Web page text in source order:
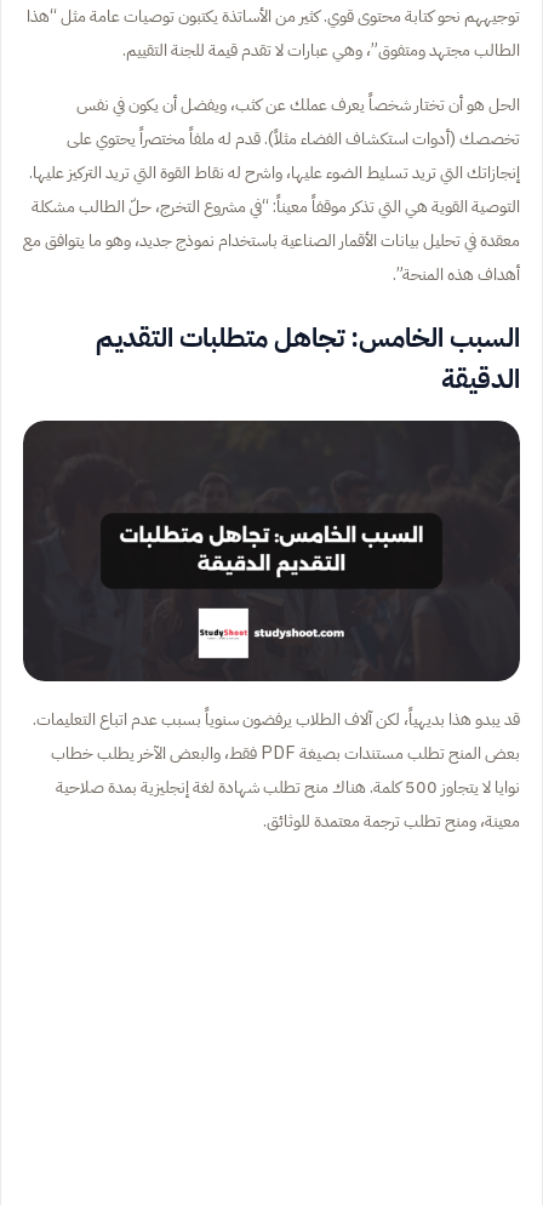
توجيههم نحو كتابة محتوى قوي. كثير من الأساتذة يكتبون توصيات عامة مثل “هذا
الطالب مجتهد ومتفوق”، وهي عبارات لا تقدم قيمة للجنة التقييم.
الحل هو أن تختار شخصاً يعرف عملك عن كثب، ويفضل أن يكون في نفس
تخصصك (أدوات استكشاف الفضاء مثلاً). قدم له ملفاً مختصراً يحتوي على
إنجازاتك التي تريد تسليط الضوء عليها، واشرح له نقاط القوة التي تريد التركيز عليها.
التوصية القوية هي التي تذكر موقفاً معيناً: “في مشروع التخرج، حلّ الطالب مشكلة
معقدة في تحليل بيانات الأقمار الصناعية باستخدام نموذج جديد، وهو ما يتوافق مع
أهداف هذه المنحة”.
السبب الخامس: تجاهل متطلبات التقديم
الدقيقة
قد يبدو هذا بديهياً، لكن آلاف الطلاب يرفضون سنوياً بسبب عدم اتباع التعليمات.
بعض المنح تطلب مستندات بصيغة PDF فقط، والبعض الآخر يطلب خطاب
نوايا لا يتجاوز 500 كلمة. هناك منح تطلب شهادة لغة إنجليزية بمدة صلاحية
معينة، ومنح تطلب ترجمة معتمدة للوثائق.